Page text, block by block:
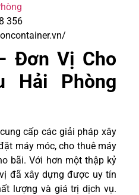
356
Đơn Vị Cho
Hải Phòng
cấp các giải pháp xây
máy móc, cho thuê máy
bãi. Với hơn một thập kỷ
đã xây dựng được uy tín
lượng và giá trị dịch vụ.